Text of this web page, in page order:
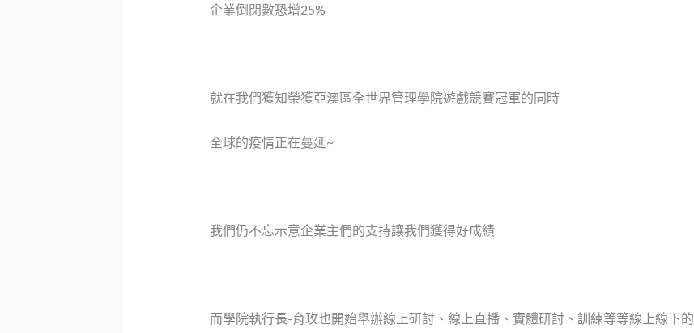
企業倒閉數恐增25%
就在我們獲知榮獲亞澳區全世界管理學院遊戲競賽冠軍的同時
全球的疫情正在蔓延~
我們仍不忘示意企業主們的支持讓我們獲得好成績
而學院執行長-育玫也開始舉辦線上研討、線上直播、實體研討、 訓練等等線上線下的